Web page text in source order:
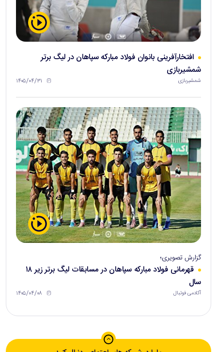
افتخارآفرینی بانوان فولاد مبارکه سپاهان در لیگ برتر
شمشیربازی
شمشیربازی ۱۴۰۵/۰۴/۳۱
گزارش تصویری؛
قهرمانی فولاد مبارکه سپاهان در مسابقات لیگ برتر زیر ۱۸
سال
آکادمی فوتبال ۱۴۰۵/۰۴/۰۸